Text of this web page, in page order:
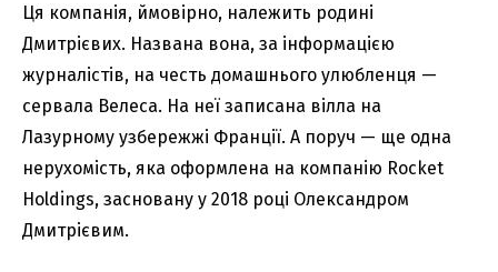
Ця компанія, ймовірно, належить родині
Дмитрієвих. Названа вона, за інформацією
журналістів, на честь домашнього улюбленця —
сервала Велеса. На неї записана вілла на
Лазурному узбережжі Франції. А поруч — ще одна
нерухомість, яка оформлена на компанію Rocket
Holdings, засновану у 2018 році Олександром
Дмитрієвим.